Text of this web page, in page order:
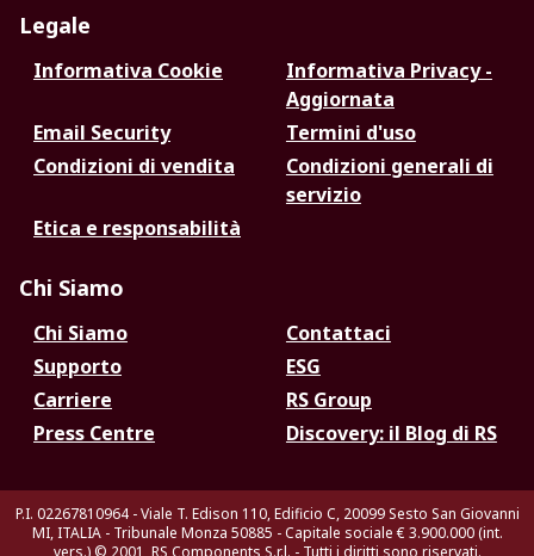
Legale
Informativa Cookie
Informativa Privacy -
Aggiornata
Email Security
Termini d'uso
Condizioni di vendita
Condizioni generali di
servizio
Etica e responsabilità
Chi Siamo
Chi Siamo
Contattaci
Supporto
ESG
Carriere
RS Group
Press Centre
Discovery: il Blog di RS
P.I. 02267810964 - Viale T. Edison 110, Edificio C, 20099 Sesto San Giovanni
MI, ITALIA - Tribunale Monza 50885 - Capitale sociale € 3.900.000 (int.